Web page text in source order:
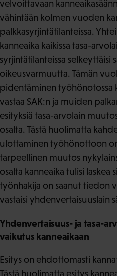
velvoittavaan
vähintään kolmen vuoden
palkkasyrjintätilanteissa.
kanneaika kaikissa tasa-
syrjintätilanteissa selkeyttäisi
oikeusvarmuutta. Tämän
pidentäminen työhönotossa
vastaa SAK:n ja muiden
esityksiä tasa-arvolain
osalta. Tästä huolimatta
ulottaminen työhönottoon
tarpeellinen muutos
osalta kanneaika tulisi laskea
työnhakija on saanut tiedon
vastaisi yhdenvertaisuuslain
Yhdenvertaisuus- ja tasa-
vaikutus kanneaikaan
Esitys on ehdottomasti
Tästä huolimatta esitys